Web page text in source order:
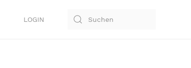
LOGIN